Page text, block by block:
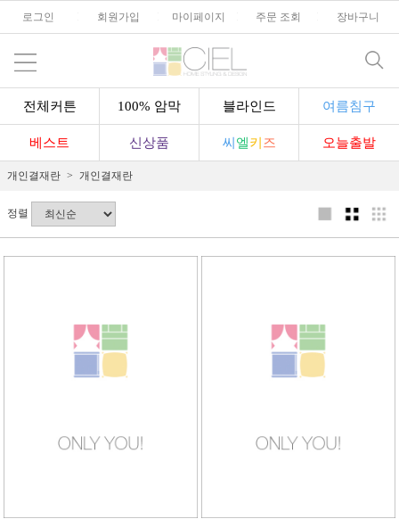
로그인 회원가입 마이페이지 주문 조회 장바구니
전체커튼 100% 암막 블라인드 여름침구
베스트 신상품 씨 엘키 즈 오늘출발
개인결재란 개인결재란
정렬